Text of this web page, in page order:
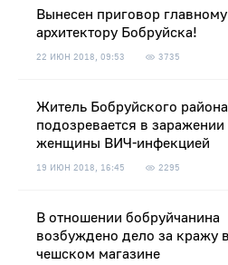
Вынесен приговор главному
архитектору Бобруйска!
22 ИЮН 2018, 09:53 3735
Житель Бобруйского района
подозревается в заражении
женщины ВИЧ-инфекцией
19 ИЮН 2018, 16:45 2295
В отношении бобруйчанина
возбуждено дело за кражу в
чешском магазине